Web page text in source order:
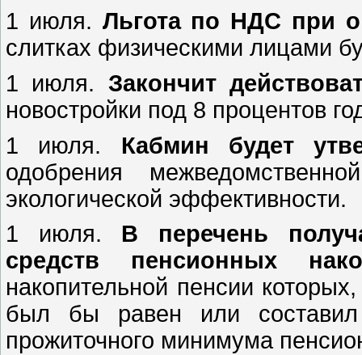
1 июля. Льгота по НДС при
слитках физическими лицами
1 июля. Закончит
новостройки под 8 процентов
1 июля. Кабмин будет
одобрения
экологической эффективности.
1 июля. В перечень
средств пенсионных
накопительной пенсии
был бы равен или
прожиточного минимума